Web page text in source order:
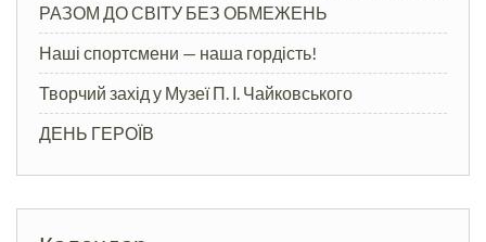
РАЗОМ ДО СВІТУ БЕЗ ОБМЕЖЕНЬ
Наші спортсмени — наша гордість!
Творчий захід у Музеї П. І. Чайковського
ДЕНЬ ГЕРОЇВ